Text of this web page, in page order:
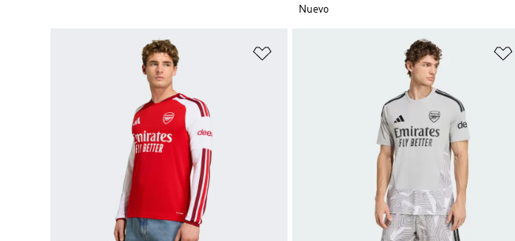
Nuevo
Añadir a la lista de deseos